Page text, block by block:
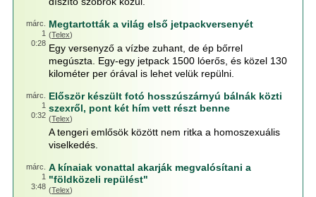
márc.
1
0:28
Megtartották a világ első jetpackversenyét
(Telex)
Egy versenyző a vízbe zuhant, de ép bőrrel
megúszta. Egy-egy jetpack 1500 lóerős, és közel 130
kilométer per órával is lehet velük repülni.
márc.
1
0:32
Először készült fotó hosszúszárnyú bálnák közti
szexről, pont két hím vett részt benne
(Telex)
A tengeri emlősök között nem ritka a homoszexuális
viselkedés.
márc.
1
3:48
A kínaiak vonattal akarják megvalósítani a
"földközeli repülést"
(Telex)